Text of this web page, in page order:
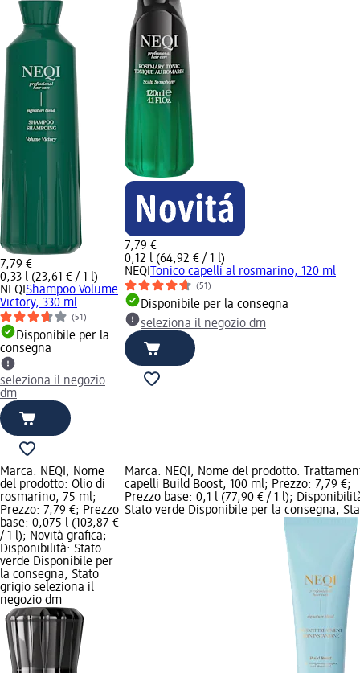
7,79 €
0,33 l (23,61 € / 1 l)
NEQI Shampoo Volume
Victory, 330 ml
(51)
Disponibile per la
consegna
seleziona il negozio
dm
7,79 €
0,12 l (64,92 € / 1 l)
NEQI
Tonico capelli al rosmarino, 120 ml
(51)
Disponibile per la consegna
seleziona il negozio dm
Marca: NEQI; Nome
del prodotto: Olio di
rosmarino, 75 ml;
Prezzo: 7,79 €; Prezzo
base: 0,075 l (103,87 €
/ 1 l); Novità grafica;
Disponibilità: Stato
verde Disponibile per
la consegna, Stato
grigio seleziona il
negozio dm
Marca: NEQI; Nome del prodotto:
capelli Build Boost, 100 ml; Prezzo: 7,79 €;
Prezzo base: 0,1 l (77,90 € / 1 l);
Stato verde Disponibile per la consegna,